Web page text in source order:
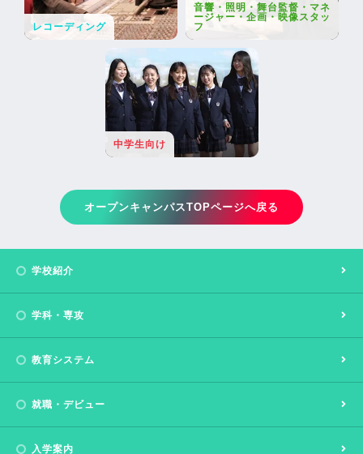
レコーディング
音響・照明・舞台監督・マネ
ージャー・企画・映像スタッ
フ
中学生向け
オープンキャンパスTOPページへ戻る
学校紹介
学科・専攻
教育システム
就職・デビュー
入学案内